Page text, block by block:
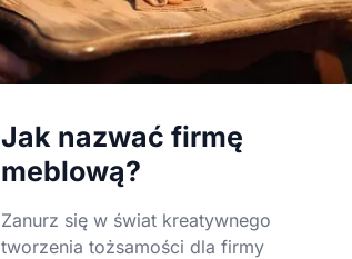
Jak nazwać firmę
meblową?
Zanurz się w świat kreatywnego
tworzenia tożsamości dla firmy